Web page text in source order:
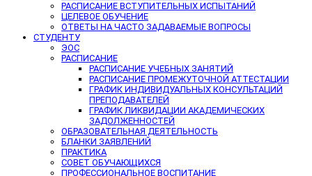
РАСПИСАНИЕ ВСТУПИТЕЛЬНЫХ ИСПЫТАНИЙ
ЦЕЛЕВОЕ ОБУЧЕНИЕ
ОТВЕТЫ НА ЧАСТО ЗАДАВАЕМЫЕ ВОПРОСЫ
СТУДЕНТУ
ЭОС
РАСПИСАНИЕ
РАСПИСАНИЕ УЧЕБНЫХ ЗАНЯТИЙ
РАСПИСАНИЕ ПРОМЕЖУТОЧНОЙ АТТЕСТАЦИИ
ГРАФИК ИНДИВИДУАЛЬНЫХ КОНСУЛЬТАЦИЙ
ПРЕПОДАВАТЕЛЕЙ
ГРАФИК ЛИКВИДАЦИИ АКАДЕМИЧЕСКИХ
ЗАДОЛЖЕННОСТЕЙ
ОБРАЗОВАТЕЛЬНАЯ ДЕЯТЕЛЬНОСТЬ
БЛАНКИ ЗАЯВЛЕНИЙ
ПРАКТИКА
СОВЕТ ОБУЧАЮЩИХСЯ
ПРОФЕССИОНАЛЬНОЕ ВОСПИТАНИЕ